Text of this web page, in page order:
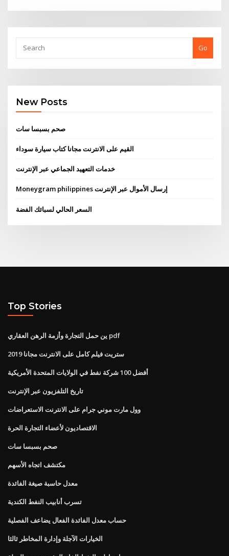
Go
New Posts
صحم بسبسا سات
القيم على الانترنت مجانا كتاب سيارة سوداء
خدمات التعهيد الجماعي عبر الإنترنت
Moneygram philippines إرسال الأموال عبر الإنترنت
السعر الحالي لسبائك الفضة
Top Stories
ين حمل التجارة وأزمة الرهن العقاري pdf
ستريت فيلم كامل على الانترنت مجانا 2019
أفضل 100 شركة نفط في الولايات المتحدة الأمريكية
تاريخ التلفزيون عبر الإنترنت
وول مارت موني جرام على الانترنت الاستعراضات
الاقتصاديون لأعضاء التجارة الحرة
صحم بسبسا سات
مكتشف اتجاه الأسهم
معدل حاسبة صيغة الفائدة
تسرب أنابيب النفط الكندية
حساب معدل الفائدة الفعال يضاعف الفصلية
الخيارات الآجلة وإدارة المخاطر ثالثا